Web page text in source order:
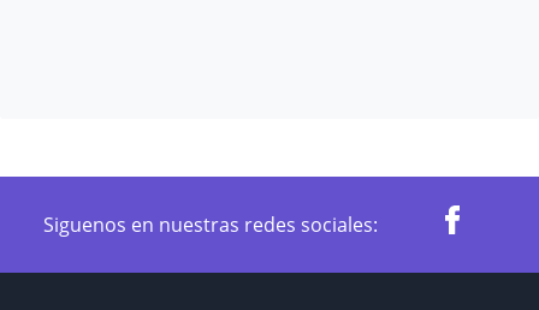
Siguenos en nuestras redes sociales: